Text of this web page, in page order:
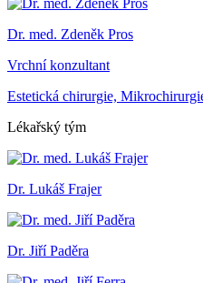
Dr. med. Zdeněk Pros
Vrchní konzultant
Estetická chirurgie,
Lékařský tým
Dr. Lukáš Frajer
Dr. Jiří Paděra